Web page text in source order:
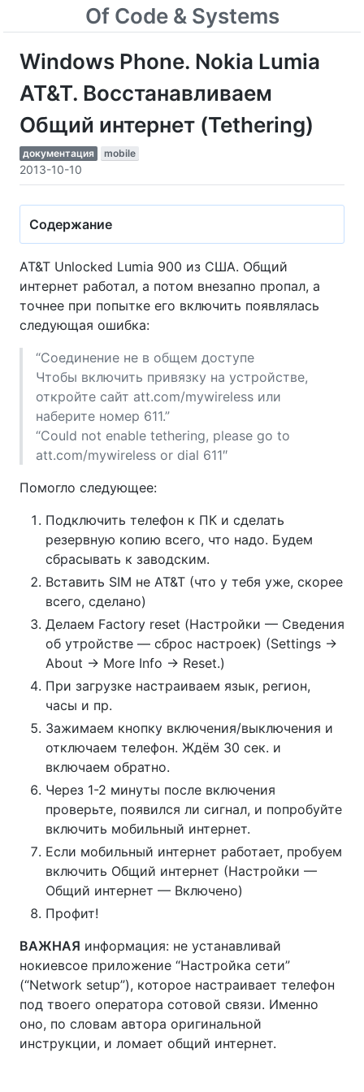
Of Code & Systems
Windows Phone. Nokia Lumia
AT&T. Восстанавливаем
Общий интернет (Tethering)
документация mobile
2013-10-10
Содержание
AT&T Unlocked Lumia 900 из США. Общий
интернет работал, а потом внезапно пропал, а
точнее при попытке его включить появлялась
следующая ошибка:
“Соединение не в общем доступе
Чтобы включить привязку на устройстве,
откройте сайт att.com/mywireless или
наберите номер 611.”
“Could not enable tethering, please go to
att.com/mywireless or dial 611″
Помогло следующее:
Подключить телефон к ПК и сделать
резервную копию всего, что надо. Будем
сбрасывать к заводским.
Вставить SIM не AT&T (что у тебя уже, скорее
всего, сделано)
Делаем Factory reset (Настройки — Сведения
об утройстве — сброс настроек) (Settings ->
About -> More Info -> Reset.)
При загрузке настраиваем язык, регион,
часы и пр.
Зажимаем кнопку включения/выключения и
отключаем телефон. Ждём 30 сек. и
включаем обратно.
Через 1-2 минуты после включения
проверьте, появился ли сигнал, и попробуйте
включить мобильный интернет.
Если мобильный интернет работает, пробуем
включить Общий интернет (Настройки —
Общий интернет — Включено)
Профит!
ВАЖНАЯ информация: не устанавливай
нокиевсое приложение “Настройка сети”
(“Network setup”), которое настраивает телефон
под твоего оператора сотовой связи. Именно
оно, по словам автора оригинальной
инструкции, и ломает общий интернет.